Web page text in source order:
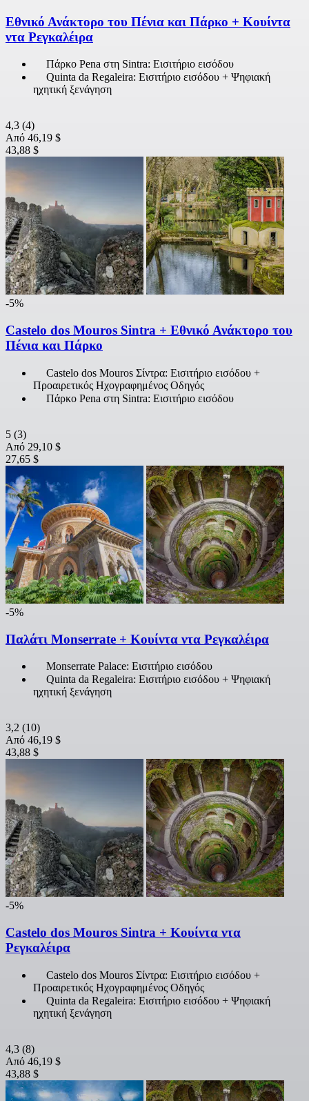
Εθνικό Ανάκτορο του Πένια και Πάρκο + Κουίντα
ντα Ρεγκαλέιρα
Πάρκο Pena στη Sintra: Εισιτήριο εισόδου
Quinta da Regaleira: Εισιτήριο εισόδου + Ψηφιακή
ηχητική ξενάγηση
4,3 (4)
Από 46,19 $
43,88 $
-5%
Castelo dos Mouros Sintra + Εθνικό Ανάκτορο του
Πένια και Πάρκο
Castelo dos Mouros Σίντρα: Εισιτήριο εισόδου +
Προαιρετικός Ηχογραφημένος Οδηγός
Πάρκο Pena στη Sintra: Εισιτήριο εισόδου
5 (3)
Από 29,10 $
27,65 $
-5%
Παλάτι Monserrate + Κουίντα ντα Ρεγκαλέιρα
Monserrate Palace: Εισιτήριο εισόδου
Quinta da Regaleira: Εισιτήριο εισόδου + Ψηφιακή
ηχητική ξενάγηση
3,2 (10)
Από 46,19 $
43,88 $
-5%
Castelo dos Mouros Sintra + Κουίντα ντα
Ρεγκαλέιρα
Castelo dos Mouros Σίντρα: Εισιτήριο εισόδου +
Προαιρετικός Ηχογραφημένος Οδηγός
Quinta da Regaleira: Εισιτήριο εισόδου + Ψηφιακή
ηχητική ξενάγηση
4,3 (8)
Από 46,19 $
43,88 $